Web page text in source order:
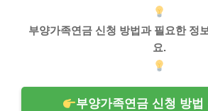
부양가족연금 신청 방법과 필요한 정
요.
부양가족연금 신청 방법